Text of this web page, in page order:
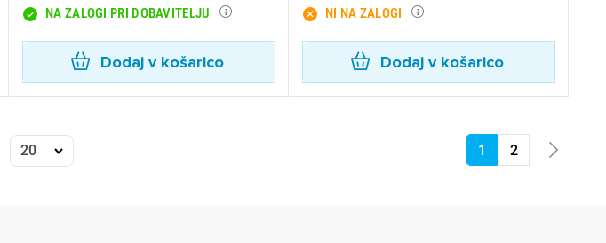
NA ZALOGI PRI DOBAVITELJU
Dodaj v košarico
NI NA ZALOGI
Dodaj v košarico
20 1 2